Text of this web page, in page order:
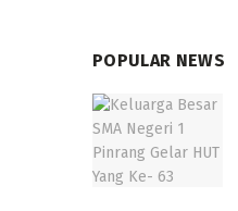
POPULAR NEWS